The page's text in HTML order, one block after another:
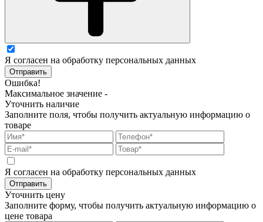
Я согласен на обработку персональных данных
Отправить
Ошибка!
Максимальное значение -
Уточнить наличие
Заполните поля, чтобы получить актуальную информацию о
товаре
Я согласен на обработку персональных данных
Отправить
Уточнить цену
Заполните форму, чтобы получить актуальную информацию о
цене товара